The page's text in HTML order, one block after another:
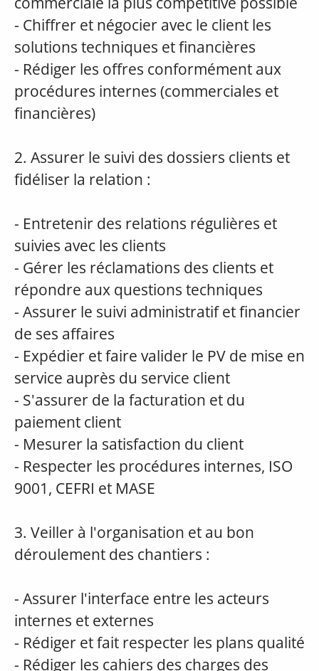
- Chiffrer et négocier avec le client les
solutions techniques et financières
- Rédiger les offres conformément aux
procédures internes (commerciales et
financières)
2. Assurer le suivi des dossiers clients et
fidéliser la relation :
- Entretenir des relations régulières et
suivies avec les clients
- Gérer les réclamations des clients et
répondre aux questions techniques
- Assurer le suivi administratif et financier
de ses affaires
- Expédier et faire valider le PV de mise en
service auprès du service client
- S'assurer de la facturation et du
paiement client
- Mesurer la satisfaction du client
- Respecter les procédures internes, ISO
9001, CEFRI et MASE
3. Veiller à l'organisation et au bon
déroulement des chantiers :
- Assurer l'interface entre les acteurs
internes et externes
- Rédiger et fait respecter les plans qualité
- Rédiger les cahiers des charges des